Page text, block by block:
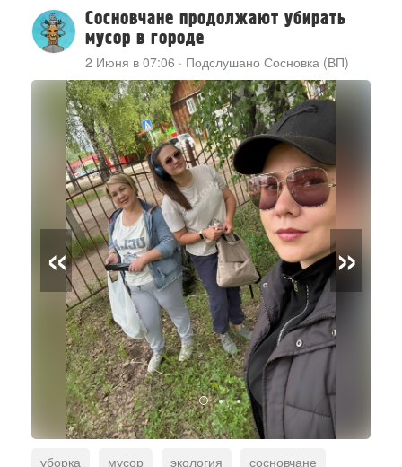
Сосновчане продолжают убирать
мусор в городе
2 Июня в 07:06 · Подслушано Сосновка (ВП)
« »
уборка мусор экология
сосновчане